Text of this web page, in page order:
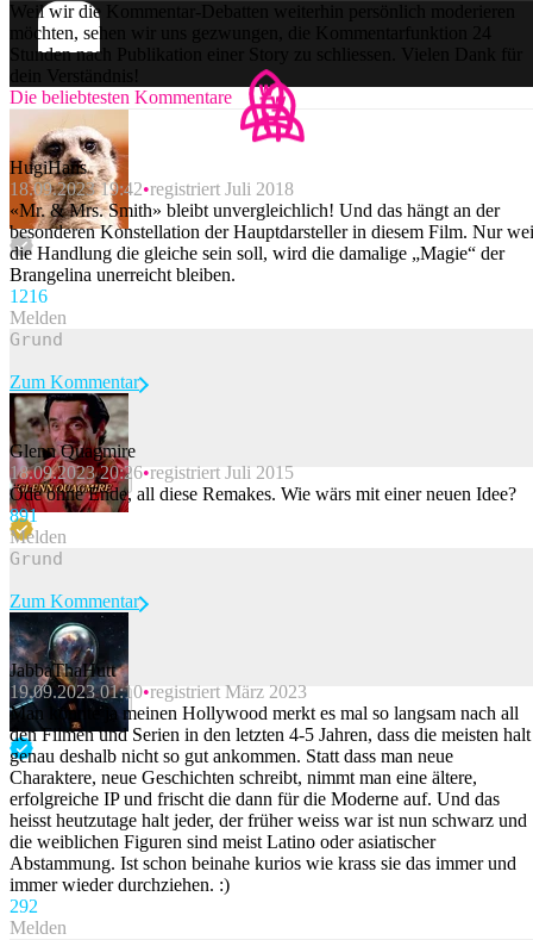
Weil wir die Kommentar-Debatten weiterhin persönlich moderieren
möchten, sehen wir uns gezwungen, die Kommentarfunktion 24
Stunden nach Publikation einer Story zu schliessen. Vielen Dank für
dein Verständnis!
Die beliebtesten Kommentare
HugiHans
18.09.2023 19:42 registriert Juli 2018
«Mr. & Mrs. Smith» bleibt unvergleichlich! Und das hängt an der
besonderen Konstellation der Hauptdarsteller in diesem Film. Nur
die Handlung die gleiche sein soll, wird die damalige „Magie“ der
Brangelina unerreicht bleiben.
1216
Melden
Beitrag melden
Zum Kommentar
Glenn Quagmire
18.09.2023 20:26 registriert Juli 2015
Öde ohne Ende, all diese Remakes. Wie wärs mit einer neuen Idee?
891
Melden
Beitrag melden
Zum Kommentar
JabbaThaHutt
19.09.2023 01:10 registriert März 2023
Man könnte ja meinen Hollywood merkt es mal so langsam nach all
den Filmen und Serien in den letzten 4-5 Jahren, dass die meisten halt
genau deshalb nicht so gut ankommen. Statt dass man neue
Charaktere, neue Geschichten schreibt, nimmt man eine ältere,
erfolgreiche IP und frischt die dann für die Moderne auf. Und das
heisst heutzutage halt jeder, der früher weiss war ist nun schwarz und
die weiblichen Figuren sind meist Latino oder asiatischer
Abstammung. Ist schon beinahe kurios wie krass sie das immer und
immer wieder durchziehen. :)
292
Melden